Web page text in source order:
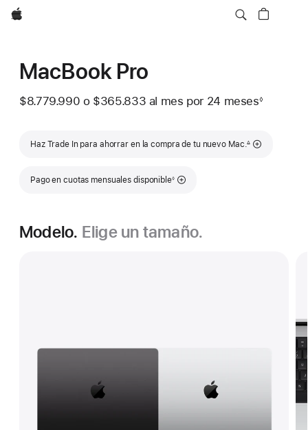
Apple
MacBook Pro
$8.779.990 o $365.833 al mes Al
por 24 mesesmeses
◊
Haz Trade In para ahorrar en la compra de tu nuevo Mac.
Nota a pie de página
∆
Pago en cuotas mensuales disponible
Nota a pie de página
◊
Modelo. Elige un tamaño.